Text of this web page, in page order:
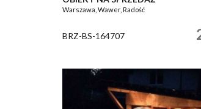
Warszawa, Wawer, Radość
BRZ-BS-164707